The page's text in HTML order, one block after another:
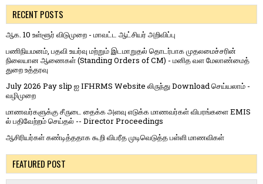
RECENT POSTS
ஆக. 10 உள்ளூர் விடுமுறை - மாவட்ட ஆட்சியர் அறிவிப்பு
பணிநியமனம், பதவி உயர்வு மற்றும் இடமாறுதல் தொடர்பாக முதலமைச்சரின்
நிலையான ஆணைகள் (Standing Orders of CM) - மனித வள மேலாண்மைத்
துறை உத்தரவு
July 2026 Pay slip ஐ IFHRMS Website லிருந்து Download செய்யலாம் -
வழிமுறை
மாணவர்களுக்கு சீருடை தைக்க அளவு எடுக்க மாணவர்கள் விபரங்களை EMIS
ல் பதிவேற்றம் செய்தல் -- Director Proceedings
ஆசிரியர்கள் கண்டித்ததாக கூறி விபரீத முடிவெடுத்த பள்ளி மாணவிகள்
FEATURED POST